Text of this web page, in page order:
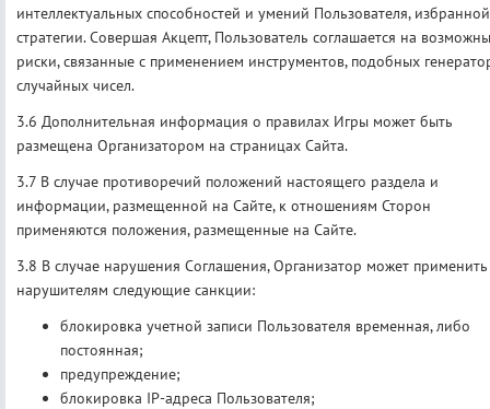
интеллектуальных способностей и умений Пользователя, избранной
стратегии. Совершая Акцепт, Пользователь соглашается на
риски, связанные с применением инструментов, подобных
случайных чисел.
3.6 Дополнительная информация о правилах Игры может быть
размещена Организатором на страницах Сайта.
3.7 В случае противоречий положений настоящего раздела и
информации, размещенной на Сайте, к отношениям Сторон
применяются положения, размещенные на Сайте.
3.8 В случае нарушения Соглашения, Организатор может
нарушителям следующие санкции:
блокировка учетной записи Пользователя временная, либо
постоянная;
предупреждение;
блокировка IP-адреса Пользователя;